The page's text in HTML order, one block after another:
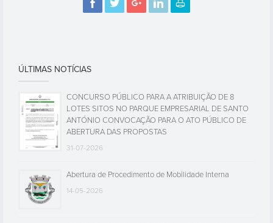
ÚLTIMAS NOTÍCIAS
CONCURSO PÚBLICO PARA A ATRIBUIÇÃO DE 8
LOTES SITOS NO PARQUE EMPRESARIAL DE SANTO
ANTÓNIO CONVOCAÇÃO PARA O ATO PÚBLICO DE
ABERTURA DAS PROPOSTAS
31-07-2026
Abertura de Procedimento de Mobilidade Interna
14-05-2026